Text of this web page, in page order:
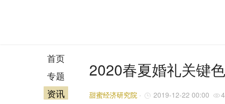
首页
专题
资讯
2020春夏婚礼关键色
甜蜜经济研究院 · 2019-12-22 00:00